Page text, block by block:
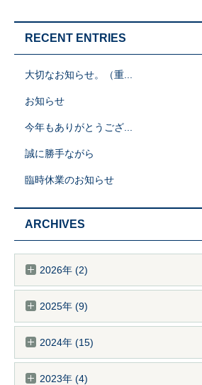
RECENT ENTRIES
大切なお知らせ。（重...
お知らせ
今年もありがとうござ...
誠に勝手ながら
臨時休業のお知らせ
ARCHIVES
2026年 (2)
2025年 (9)
2024年 (15)
2023年 (4)